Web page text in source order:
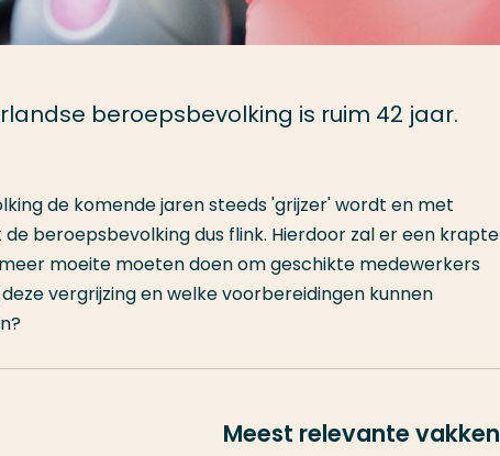
beroepsbevolking is ruim 42 jaar.
de komende jaren steeds 'grijzer' wordt en met
beroepsbevolking dus flink. Hierdoor zal er een krapte
moeite moeten doen om geschikte medewerkers
vergrijzing en welke voorbereidingen kunnen
Meest relevante vakken